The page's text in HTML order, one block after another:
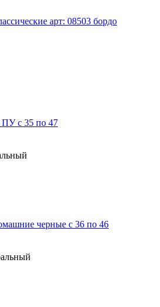
арт: 08503 бордо
ПУ c 35 по 47
черные с 36 по 46